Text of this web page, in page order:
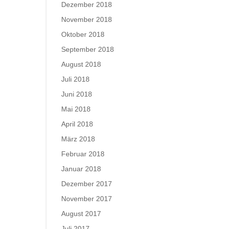
Dezember 2018
November 2018
Oktober 2018
September 2018
August 2018
Juli 2018
Juni 2018
Mai 2018
April 2018
März 2018
Februar 2018
Januar 2018
Dezember 2017
November 2017
August 2017